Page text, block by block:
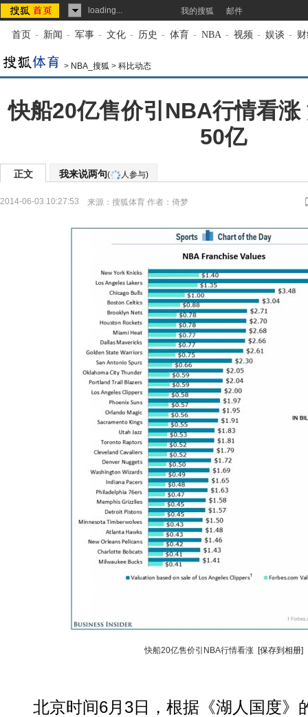
loading... 我的搜狐 邮件
首页 - 新闻 - 军事 - 文化 - 历史 - 体育 - NBA - 视频 - 娱谈 -
> NBA_搜狐 > 科比动态
快船20亿售价引NBA行情看涨
50亿
正文 我来说两句( 人参与)
2014-06-03 10:27:53 来源： 搜狐体育 作者：倚梦
快船20亿售价引NBA行情看涨 [保存到相册]
北京时间6月3日，根据《湖人国度》